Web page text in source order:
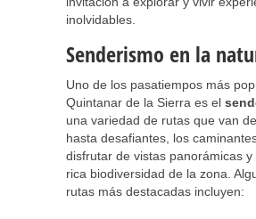
inolvidables.
Senderismo en la
Uno de los pasatiempos más
Quintanar de la Sierra es el
una variedad de rutas que van
hasta desafiantes, los
disfrutar de vistas panorámicas y
rica biodiversidad de la zona.
rutas más destacadas incluyen: